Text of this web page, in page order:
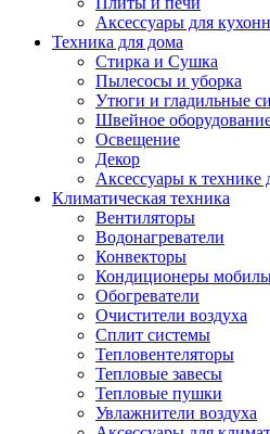
Аксессуары для
Техника для дома
Стирка и Сушка
Пылесосы и уборка
Утюги и гладильные
Швейное
Освещение
Декор
Аксессуары к технике
Климатическая техника
Вентиляторы
Водонагреватели
Конвекторы
Кондиционеры
Обогреватели
Очистители воздуха
Сплит системы
Тепловентеляторы
Тепловые завесы
Тепловые пушки
Увлажнители воздуха